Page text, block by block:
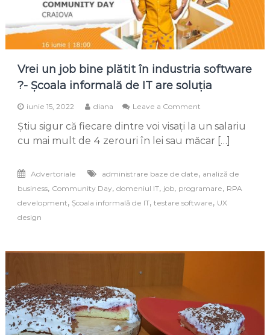
Vrei un job bine plătit în industria software
?- Școala informală de IT are soluția
iunie 15, 2022 diana Leave a Comment
un
job
software
?
Știu sigur că fiecare dintre voi visați la un salariu
cu mai mult de 4 zerouri în lei sau măcar […]
Advertoriale administrare baze de date, analiză de
business, Community Day, domeniul IT, job, programare, RPA
development, Școala informală de IT, testare software, UX
design